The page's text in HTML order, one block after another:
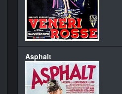
Asphalt